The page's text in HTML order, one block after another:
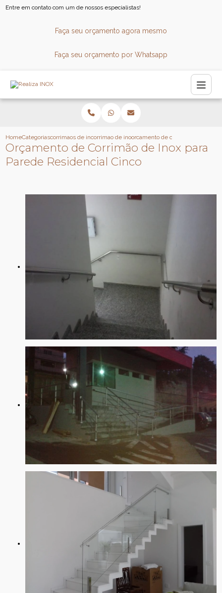
Entre em contato com um de nossos especialistas!
Faça seu orçamento agora mesmo
Faça seu orçamento por Whatsapp
HomeCategoriascorrimaos de inoxcorrimao de inox para escada caracol
orcamento de corrimao de inox
Orçamento de Corrimão de Inox para
Parede Residencial Cinco